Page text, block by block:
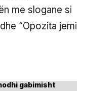
me slogane si
“Opozita jemi